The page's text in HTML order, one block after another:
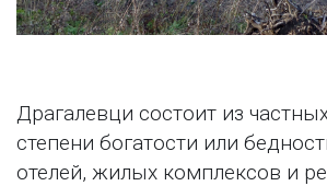
Драгалевци состоит из
степени богатости или
отелей, жилых комплексов и